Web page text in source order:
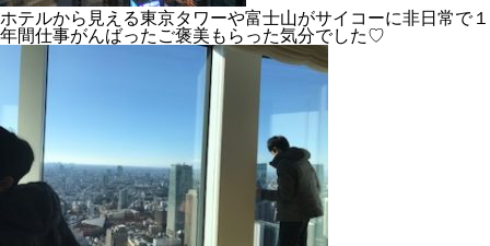
ホテルから見える東京タワーや富士山がサイコーに非日常で１
年間仕事がんばったご褒美もらった気分でした♡